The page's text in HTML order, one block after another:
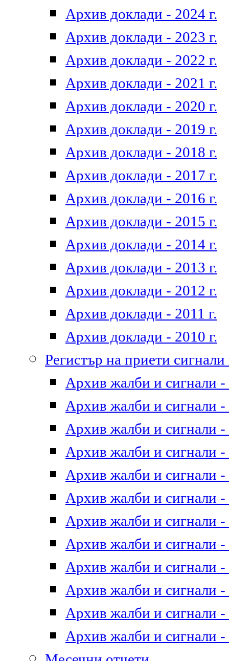
Архив доклади - 2024 г.
Архив доклади - 2023 г.
Архив доклади - 2022 г.
Архив доклади - 2021 г.
Архив доклади - 2020 г.
Архив доклади - 2019 г.
Архив доклади - 2018 г.
Архив доклади - 2017 г.
Архив доклади - 2016 г.
Архив доклади - 2015 г.
Архив доклади - 2014 г.
Архив доклади - 2013 г.
Архив доклади - 2012 г.
Архив доклади - 2011 г.
Архив доклади - 2010 г.
Регистър на приети
Архив жалби и сигнали -
Архив жалби и сигнали -
Архив жалби и сигнали -
Архив жалби и сигнали -
Архив жалби и сигнали -
Архив жалби и сигнали -
Архив жалби и сигнали -
Архив жалби и сигнали -
Архив жалби и сигнали -
Архив жалби и сигнали -
Архив жалби и сигнали -
Архив жалби и сигнали -